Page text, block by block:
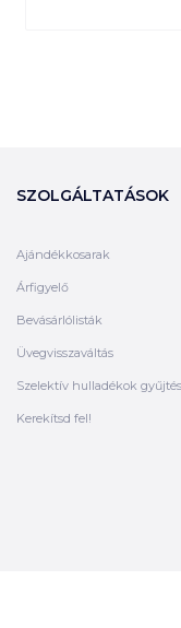
SZOLGÁLTATÁSOK
Ajándékkosarak
Árfigyelő
Bevásárlólisták
Üvegvisszaváltás
Szelektív hulladékok
Kerekítsd fel!